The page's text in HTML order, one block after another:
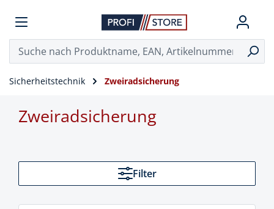
Sicherheitstechnik Zweiradsicherung
Zweiradsicherung
Filter